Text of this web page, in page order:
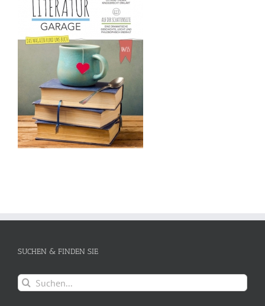
SUCHEN & FINDEN SIE
Suche
nach: